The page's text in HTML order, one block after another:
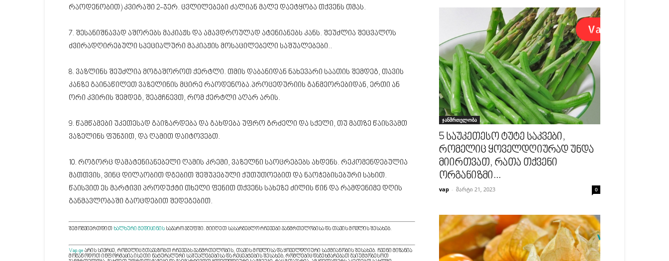
რაოდენობით) კვირაში 2-ჯერ. ცვლილებები ძალიან მალე დაეტყობა თქვენს თმას.
7. შესანიშნავად აშორებს მაკიაჟს და ამავდროულად ატენიანებს კანს. შეუძლია შეცვალოს
ძვირადღირებული სპეციალური მაკიაჟის მოსაცილებელი საშუალებები..
8. ვაზლინს შეუძლია მოგაშოროთ ქერტლი. თმის დაბანიდან ნახევარი საათის შემდეგ, თავის
კანზე გაინაწილეთ ვაზელინის მცირე რაოდენობა.პროცედურიის განმეორებიდან, ერთი ან
ორი კვირის შემდეგ, შეამჩნევთ, რომ ქერტლი აღარ არის.
9. წამწამები უკეთესად გაიზარდება და გახდება უფრო გრძელი და სქელი, თუ მათზე წაისვამთ
ვაზელინს ფუნჯით, და ღამით დაიტოვებთ.
10. როგორც დამატენიანებელი ღამის კრემი, ვაზელნი საოცრებებს ახდენს. რეკომენდებულია
მათთვის, ვინც დილაობით დგებით შეშუპებული ქუთუთოებით და ნაოჭებისებური სახით.
წაისვით ეს მარტივი პროდუქტი თხელი ფენით თქვენს სახეზე ძილის წინ და რამდენიმე დღის
განმავლობაში გაოცდებით შედეგებით.
შემოგვიერთდით ხალხური მედიცინის საჯარო ჯგუფში. მიიღეთ სასარგებლო რჩევები ჯანმრთელობისა და თავის მოვლის შესახებ.
Vap.ge არის სივრცე, რომელიც გთავაზობთ რჩევებს ჯანმრთელობის, თავის მოვლისა და ყოველდღიური საქმიანობის შესახებ. ჩვენი მიზანია
მოგაწოდოთ ინფორმაცია ისეთი ნატურალური საშუალებებისა და რეცეპტების შესახებ, რომლებიც დაგეხმარებათ გაიუმჯობესოთ
ჯანმრთელობა
5 საუკეთესო ტუტე საკვები,
რომელიც ყოველდღიურად უნდა
მიირთვათ, რათა თქვენი
ორგანიზმი...
vap - მარტი 21, 2023 0